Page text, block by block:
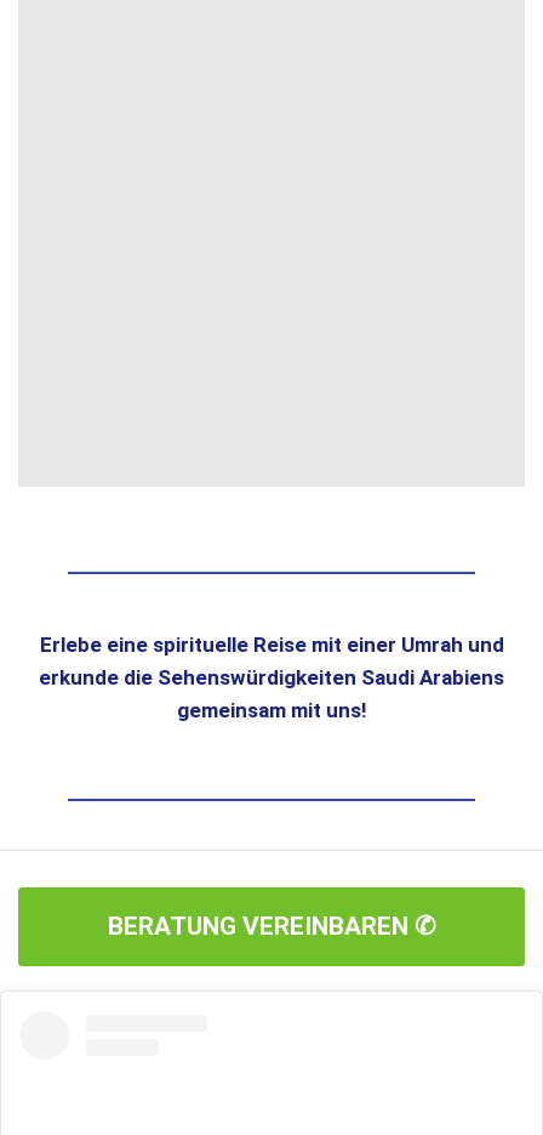
Erlebe eine spirituelle Reise mit einer Umrah und
erkunde die Sehenswürdigkeiten Saudi Arabiens
gemeinsam mit uns!
BERATUNG VEREINBAREN ✆